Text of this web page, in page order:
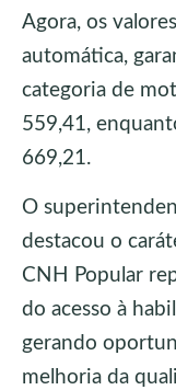
Agora, os
automática,
categoria de
559,41,
669,21.
O
destacou o
CNH Popular
do acesso à
gerando
melhoria da